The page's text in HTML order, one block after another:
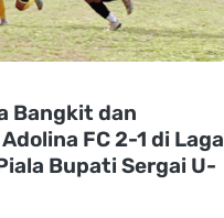
Bangkit dan
FC 2-1 di Laga
Bupati Sergai U-